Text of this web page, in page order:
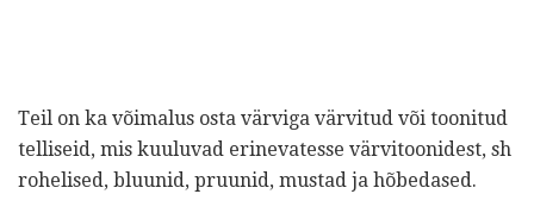
Teil on ka võimalus osta värviga värvitud või toonitud
telliseid, mis kuuluvad erinevatesse värvitoonidest, sh
rohelised, bluunid, pruunid, mustad ja hõbedased.